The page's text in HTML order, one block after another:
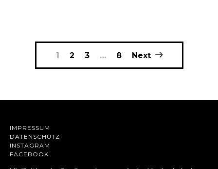
1 2 3 … 8 Next
IMPRESSUM
DATENSCHUTZ
INSTAGRAM
FACEBOOK